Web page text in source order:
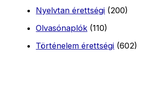
Nyelvtan érettségi (200)
Olvasónaplók (110)
Történelem érettségi (602)